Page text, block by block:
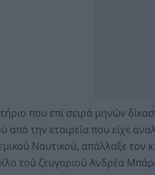
που επί σειρά μηνών
από την εταιρεία που είχε
Ναυτικού, απάλλαξε
τού ζευγαριού Ανδρέα